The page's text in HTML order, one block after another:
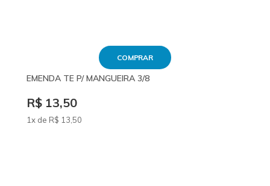
COMPRAR
EMENDA TE P/ MANGUEIRA 3/8
R$ 13,50
1x de R$ 13,50